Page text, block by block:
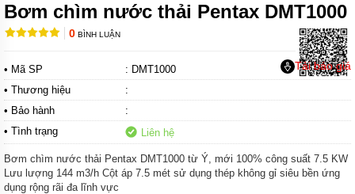
HÚT
BÙN
ĐẶC
MÁY
BƠM
CHÌM
KHỬ
NƯỚC
MÁY
BƠM
CHÌM
KHÁNG
Bơm chìm nước thải Pentax DMT1000
0 BÌNH LUẬN
Tải báo giá
• Mã SP
: DMT1000
• Thương hiệu
:
• Bảo hành
:
• Tình trạng
Liên hệ
Bơm chìm nước thải Pentax DMT1000 từ Ý, mới 100% công suất 7.5 KW
Lưu lượng 144 m3/h Cột áp 7.5 mét sử dụng thép không gỉ siêu bền ứng
dụng rộng rãi đa lĩnh vực